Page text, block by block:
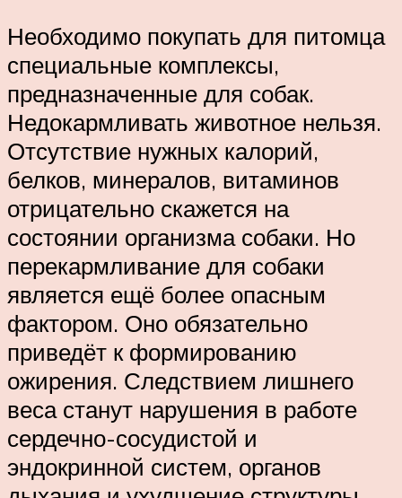
Необходимо покупать для питомца
специальные комплексы,
предназначенные для собак.
Недокармливать животное нельзя.
Отсутствие нужных калорий,
белков, минералов, витаминов
отрицательно скажется на
состоянии организма собаки. Но
перекармливание для собаки
является ещё более опасным
фактором. Оно обязательно
приведёт к формированию
ожирения. Следствием лишнего
веса станут нарушения в работе
сердечно-сосудистой и
эндокринной систем, органов